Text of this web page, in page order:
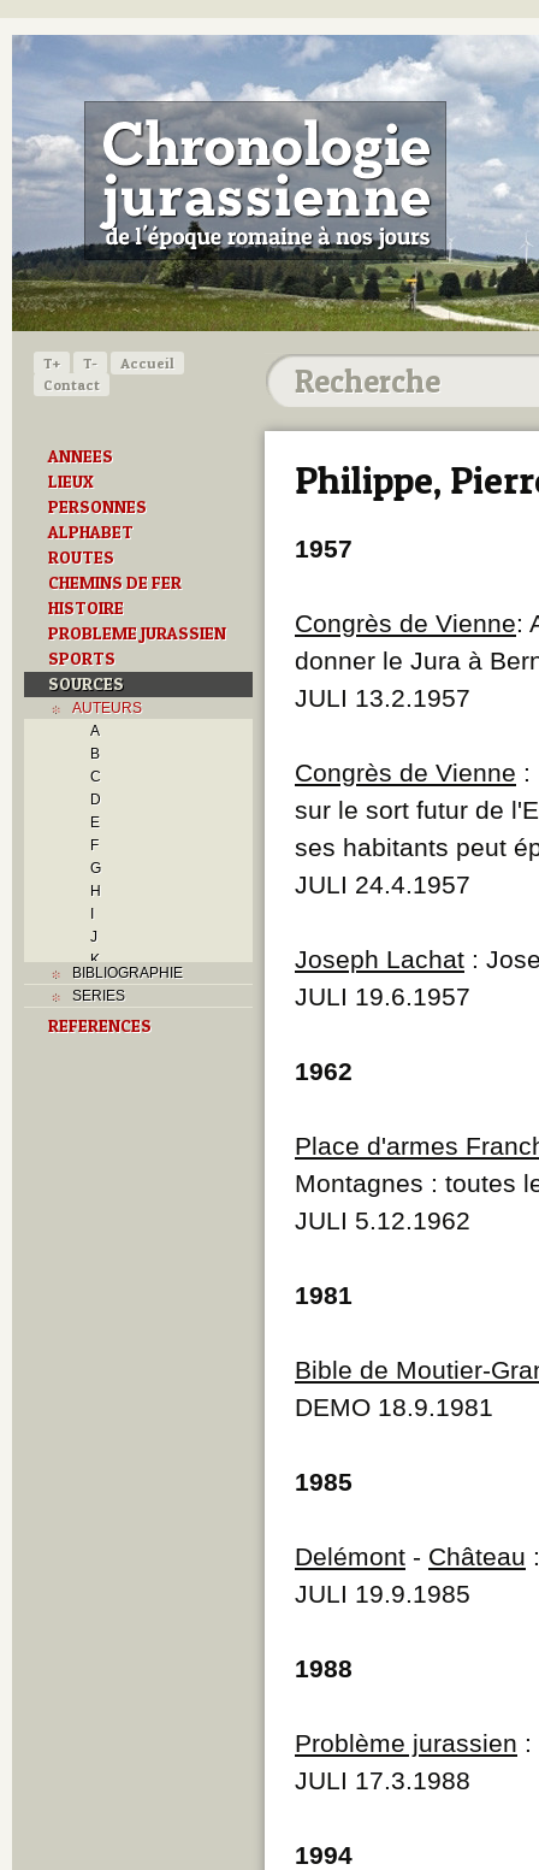
T+ T-
Accueil
Contact
ANNEES
LIEUX
PERSONNES
ALPHABET
ROUTES
CHEMINS DE FER
HISTOIRE
PROBLEME JURASSIEN
SPORTS
SOURCES
AUTEURS
A
B
C
D
E
F
G
H
I
J
K
L
M
N
BIBLIOGRAPHIE
SERIES
REFERENCES
Philippe,
1957
Congrès de Vienne:
donner le Jura à
JULI 13.2.1957
Congrès de Vienne :
sur le sort futur de
ses habitants peut
JULI 24.4.1957
Joseph Lachat :
JULI 19.6.1957
1962
Place d'armes
Montagnes : toutes
JULI 5.12.1962
1981
Bible de Moutier-
DEMO 18.9.1981
1985
Delémont - Château
JULI 19.9.1985
1988
Problème jurassien :
JULI 17.3.1988
1994